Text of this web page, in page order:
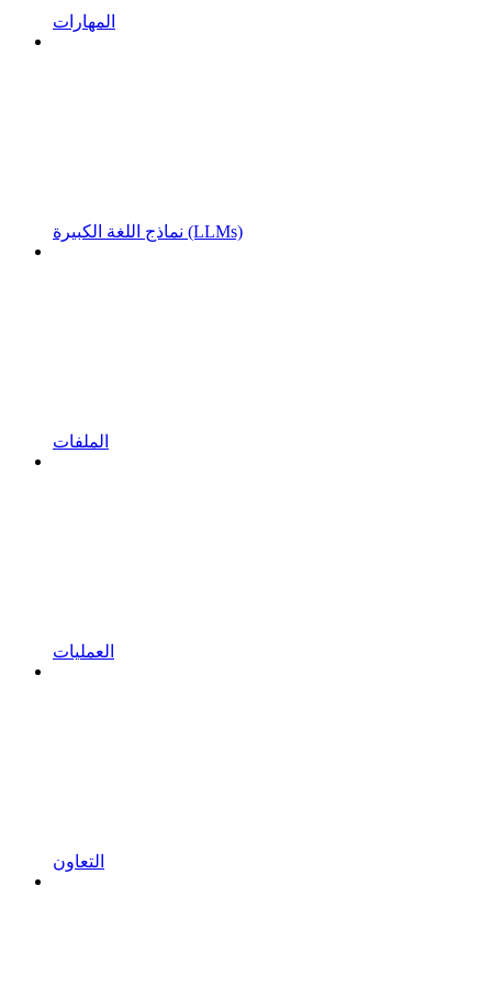
المهارات
نماذج اللغة الكبيرة (LLMs)
الملفات
العمليات
التعاون